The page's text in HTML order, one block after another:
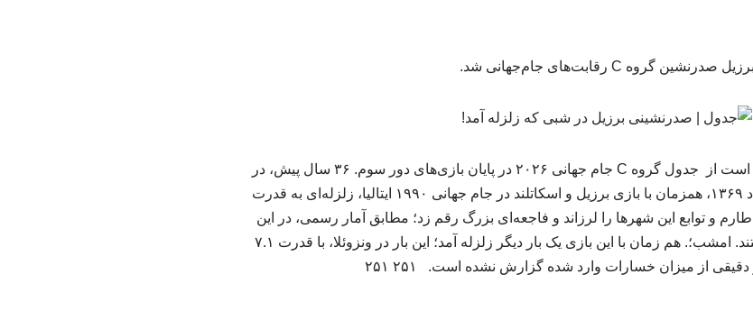
برزیل صدرنشین گروه C رقابت‌های جام‌جهانی شد.
به گزارش اینترنت یاب؛ این تصویری است از جدول گروه C جام جهانی ٢٠٢۶ در پایان بازی‌های دور سوم. ۳۶ سال پیش، در
ساعت ۳۰ دقیقه بامداد روز ۳۱ خرداد ۱۳۶۹، همزمان با بازی برزیل و اسکاتلند در جام جهانی ۱۹۹۰ ایتالیا، زلزله‌ای به قدرت
طارم و توابع این شهرها را لرزاند و فاجعه‌ای بزرگ رقم زد؛ مطابق آمار رسمی، در این
زلزله بیش از ۳۵ هزار نفر از دنیا رفتند. امشب؛. هم زمان با این بازی یک بار دیگر زلزله آمد؛ این بار در ونزوئلا، با قدرت ۷.۱
از میزان خسارات وارد شده گزارش نشده است. ۲۵۱ ۲۵۱